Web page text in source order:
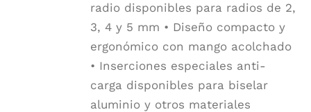
radio disponibles para radios de 2,
3, 4 y 5 mm • Diseño compacto y
ergonómico con mango acolchado
• Inserciones especiales anti-
carga disponibles para biselar
aluminio y otros materiales